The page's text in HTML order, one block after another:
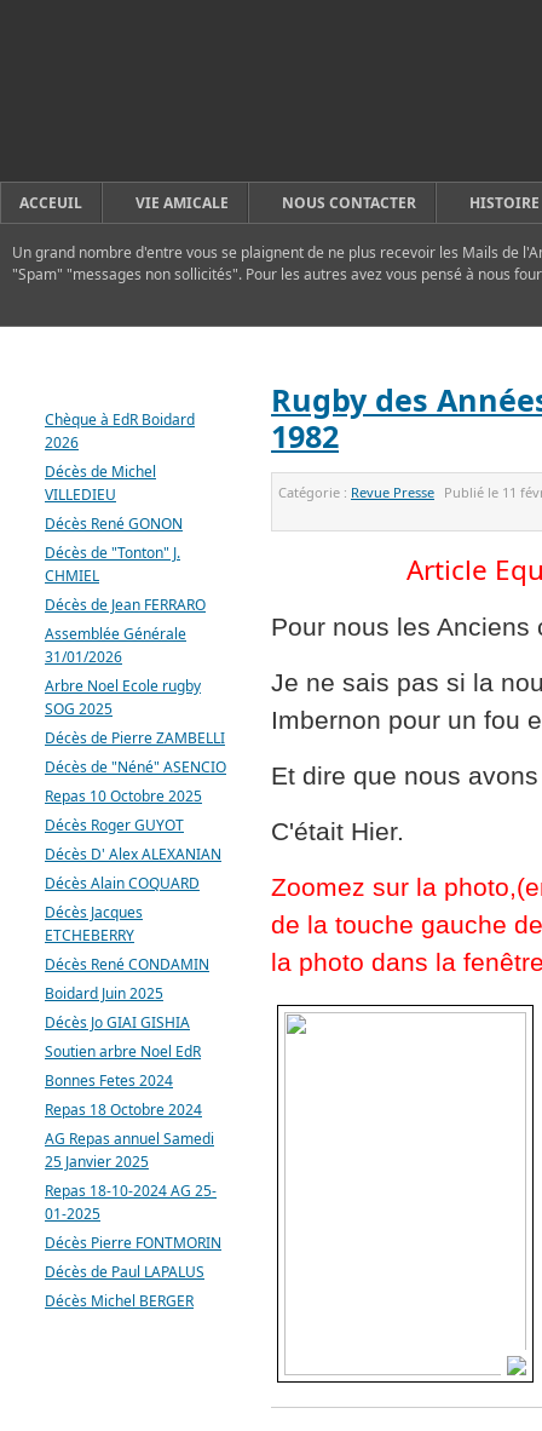
ACCEUIL VIE AMICALE NOUS CONTACTER
Un grand nombre d'entre vous se plaignent de ne plus recevoir les Mails de
"Spam" "messages non sollicités". Pour les autres avez vous pensé à nous
Rugby des
1982
Catégorie : Revue Presse Publié le 11
Article
Pour nous les
Je ne sais pas si la
Imbernon pour un fou
Et dire que nous
C'était Hier.
Zoomez sur la
de la touche gauche
la photo dans la
Chèque à EdR Boidard
2026
Décès de Michel
VILLEDIEU
Décès René GONON
Décès de "Tonton" J.
CHMIEL
Décès de Jean FERRARO
Assemblée Générale
31/01/2026
Arbre Noel Ecole rugby
SOG 2025
Décès de Pierre ZAMBELLI
Décès de "Néné" ASENCIO
Repas 10 Octobre 2025
Décès Roger GUYOT
Décès D' Alex ALEXANIAN
Décès Alain COQUARD
Décès Jacques
ETCHEBERRY
Décès René CONDAMIN
Boidard Juin 2025
Décès Jo GIAI GISHIA
Soutien arbre Noel EdR
Bonnes Fetes 2024
Repas 18 Octobre 2024
AG Repas annuel Samedi
25 Janvier 2025
Repas 18-10-2024 AG 25-
01-2025
Décès Pierre FONTMORIN
Décès de Paul LAPALUS
Décès Michel BERGER